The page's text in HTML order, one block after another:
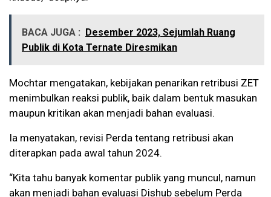
BACA JUGA :
Desember 2023, Sejumlah Ruang
Publik di Kota Ternate Diresmikan
Mochtar mengatakan, kebijakan penarikan retribusi ZET
menimbulkan reaksi publik, baik dalam bentuk masukan
maupun kritikan akan menjadi bahan evaluasi.
Ia menyatakan, revisi Perda tentang retribusi akan
diterapkan pada awal tahun 2024.
“Kita tahu banyak komentar publik yang muncul, namun
akan menjadi bahan evaluasi Dishub sebelum Perda